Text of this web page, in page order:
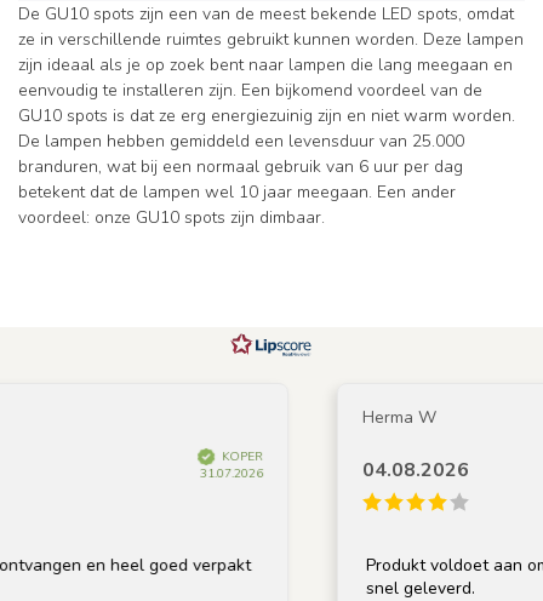
De GU10 spots zijn een van de meest bekende LED spots, omdat
ze in verschillende ruimtes gebruikt kunnen worden. Deze lampen
zijn ideaal als je op zoek bent naar lampen die lang meegaan en
eenvoudig te installeren zijn. Een bijkomend voordeel van de
GU10 spots is dat ze erg energiezuinig zijn en niet warm worden.
De lampen hebben gemiddeld een levensduur van 25.000
branduren, wat bij een normaal gebruik van 6 uur per dag
betekent dat de lampen wel 10 jaar meegaan. Een ander
voordeel: onze GU10 spots zijn dimbaar.
KOPER
31.07.2026
en heel goed verpakt
Herma W
04.08.2026
Produkt voldoet aan
snel geleverd.